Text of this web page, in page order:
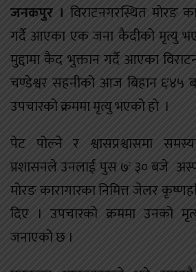
जनकपुर । विराटनगरस्थित मोरङ
गर्दै आएका एक जना कैदीको मृत्यु
मुद्दामा कैद भुक्तान गर्दै आएका
चण्डेश्वर सहनीको आज बिहान ६ः४५
उपचारको क्रममा मृत्यु भएको हो ।
पेट पोल्ने र श्वासप्रश्वासमा
प्रशासनले उनलाई पुस ७ः ३० बजे
मोरङ कारागारका निमित्त जेलर
दिए । उपचारको क्रममा उनको
जनाएको छ ।